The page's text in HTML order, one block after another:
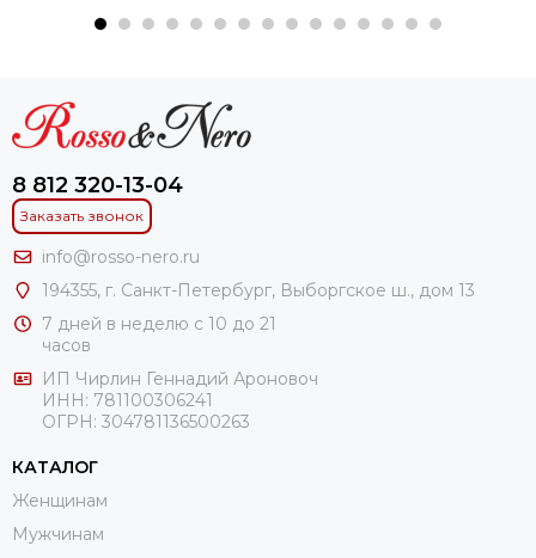
8 812 320-13-04
Заказать звонок
info@rosso-nero.ru
194355, г. Санкт-Петербург, Выборгское ш., дом 13
7 дней в неделю с 10 до 21
часов
ИП Чирлин Геннадий Ароновоч
ИНН: 781100306241
ОГРН: 304781136500263
КАТАЛОГ
Женщинам
Мужчинам